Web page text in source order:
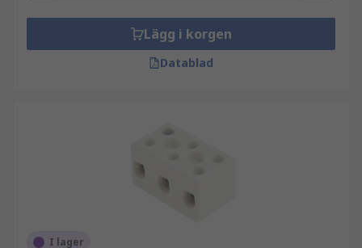
Lägg i korgen
Datablad
I lager